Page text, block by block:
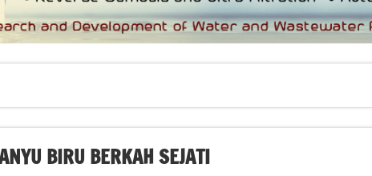
BIRU BERKAH SEJATI